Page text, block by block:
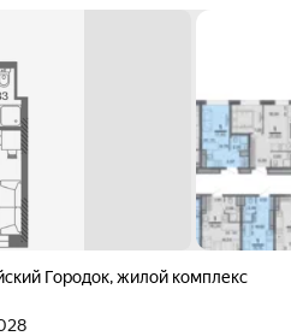
Городок,жилой комплекс